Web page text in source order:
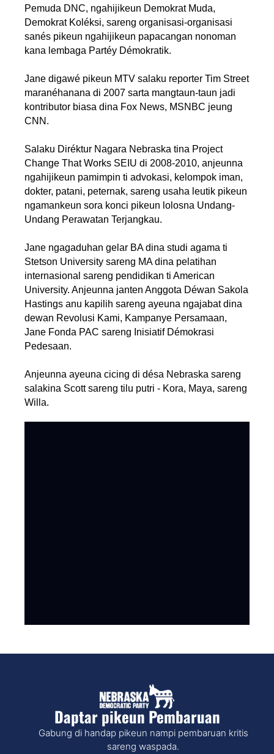
Pemuda DNC, ngahijikeun Demokrat Muda,
Demokrat Koléksi, sareng organisasi-organisasi
sanés pikeun ngahijikeun papacangan nonoman
kana lembaga Partéy Démokratik.
Jane digawé pikeun MTV salaku reporter Tim Street
maranéhanana di 2007 sarta mangtaun-taun jadi
kontributor biasa dina Fox News, MSNBC jeung
CNN.
Salaku Diréktur Nagara Nebraska tina Project
Change That Works SEIU di 2008-2010, anjeunna
ngahijikeun pamimpin ti advokasi, kelompok iman,
dokter, patani, peternak, sareng usaha leutik pikeun
ngamankeun sora konci pikeun lolosna Undang-
Undang Perawatan Terjangkau.
Jane ngagaduhan gelar BA dina studi agama ti
Stetson University sareng MA dina pelatihan
internasional sareng pendidikan ti American
University. Anjeunna janten Anggota Déwan Sakola
Hastings anu kapilih sareng ayeuna ngajabat dina
dewan Revolusi Kami, Kampanye Persamaan,
Jane Fonda PAC sareng Inisiatif Démokrasi
Pedesaan.
Anjeunna ayeuna cicing di désa Nebraska sareng
salakina Scott sareng tilu putri - Kora, Maya, sareng
Willa.
Daptar pikeun Pembaruan
Gabung di handap pikeun nampi pembaruan kritis
sareng waspada.